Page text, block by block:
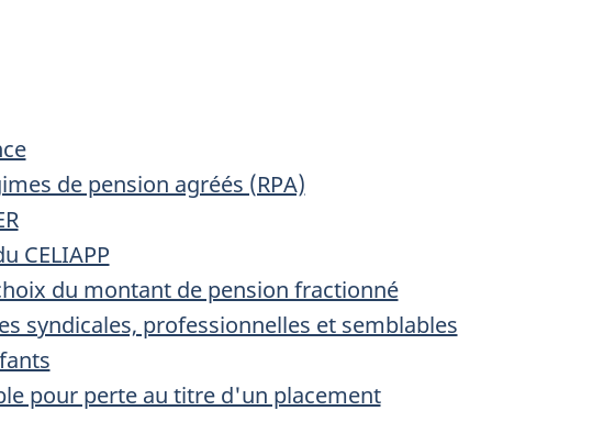
de pension agréés (RPA)
CELIAPP
du montant de pension fractionné
syndicales, professionnelles et semblables
pour perte au titre d'un placement